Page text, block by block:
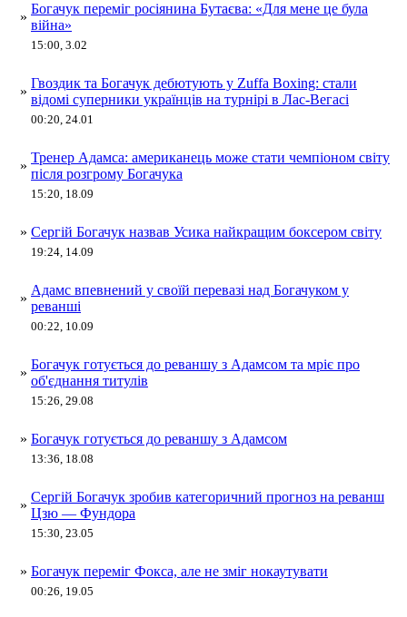
»
Богачук переміг росіянина Бутаєва: «Для мене це була
війна»
15:00, 3.02
»
Гвоздик та Богачук дебютують у Zuffa Boxing: стали
відомі суперники українців на турнірі в Лас-Вегасі
00:20, 24.01
»
Тренер Адамса: американець може стати чемпіоном світу
після розгрому Богачука
15:20, 18.09
» Сергій Богачук назвав Усика найкращим боксером світу
19:24, 14.09
»
Адамс впевнений у своїй перевазі над Богачуком у
реванші
00:22, 10.09
»
Богачук готується до реваншу з Адамсом та мріє про
об'єднання титулів
15:26, 29.08
» Богачук готується до реваншу з Адамсом
13:36, 18.08
»
Сергій Богачук зробив категоричний прогноз на реванш
Цзю — Фундора
15:30, 23.05
» Богачук переміг Фокса, але не зміг нокаутувати
00:26, 19.05